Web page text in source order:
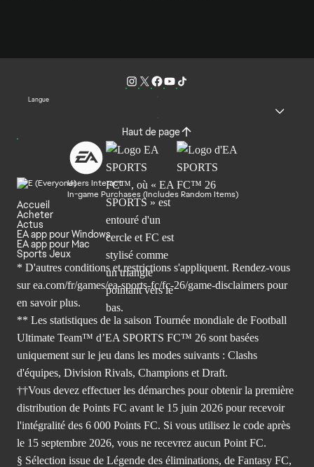
Langue
Haut de page
Users Interact
In-game Purchases (Includes Random Items)
Accueil
Acheter
Actus
EA app pour Windows
EA app pour Mac
Sports Jeux
* D'autres conditions et restrictions s'appliquent. Rendez-vous
sur ea.com/fr/games/ea-sports-fc/fc-26/game-disclaimers pour
en savoir plus.
** Les statistiques de la saison Tournée mondiale de Football
Ultimate Team™ d’EA SPORTS FC™ 26 sont basées
uniquement sur le jeu dans les modes suivants : Clashs
d'équipes, Division Rivals, Champions et Draft.
††Vous devez effectuer les démarches pour obtenir la première
distribution de Points FC avant le 15 juin 2026 pour recevoir
l'intégralité des 6 000 Points FC. Si vous utilisez le code après
le 15 septembre 2026, vous ne recevrez aucun Point FC.
§ Sélection issue de Légende des éliminations, de Fantasy FC,